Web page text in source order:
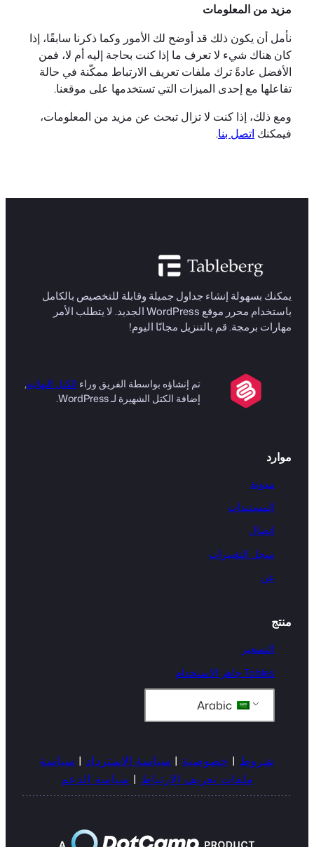
مزيد من المعلومات
نأمل أن يكون ذلك قد أوضح لك الأمور وكما ذكرنا سابقًا، إذا
كان هناك شيء لا تعرف ما إذا كنت بحاجة إليه أم لا، فمن
الأفضل عادةً ترك ملفات تعريف الارتباط ممكّنة في حالة
تفاعلها مع إحدى الميزات التي تستخدمها على موقعنا.
ومع ذلك، إذا كنت لا تزال تبحث عن مزيد من المعلومات،
فيمكنك اتصل بنا.
يمكنك بسهولة إنشاء جداول جميلة وقابلة للتخصيص بالكامل
باستخدام محرر موقع WordPress الجديد. لا يتطلب الأمر
مهارات برمجة. قم بالتنزيل مجانًا اليوم!
تم إنشاؤه بواسطة الفريق وراء الكتل النهائية,
إضافة الكتل الشهيرة لـ WordPress.
موارد
مدونة
المستندات
اتصال
سجل التغييرات
عن
منتج
التسعير
Tables جاهز الاستخدام
Arabic
شروط | خصوصية | سياسة الاسترداد | سياسة
ملفات تعريف الارتباط | سياسة الدعم